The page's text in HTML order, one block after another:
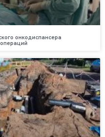
онкодиспансера